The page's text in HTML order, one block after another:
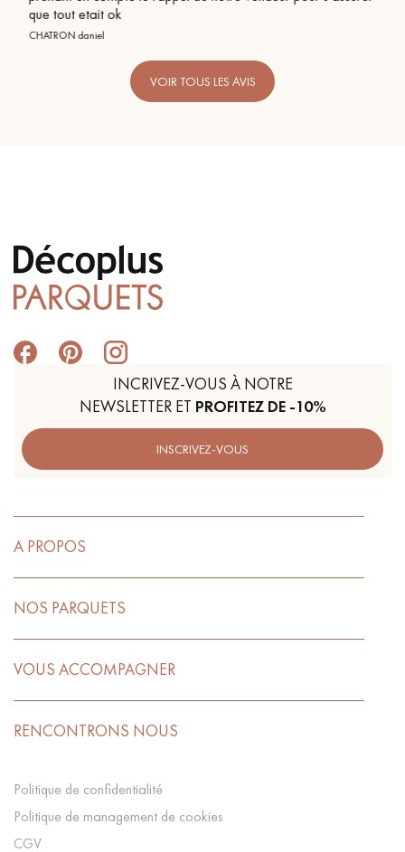
VOIR TOUS LES AVIS
INCRIVEZ-VOUS À NOTRE
NEWSLETTER ET PROFITEZ DE -10%
INSCRIVEZ-VOUS
A PROPOS
NOS PARQUETS
VOUS ACCOMPAGNER
RENCONTRONS NOUS
Politique de confidentialité
Politique de management de cookies
CGV